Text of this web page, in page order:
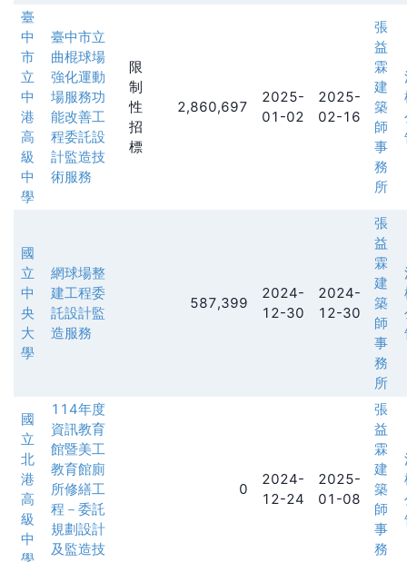
臺
中
市
立
中
港
高
級
中
學
臺中市立
曲棍球場
強化運動
場服務功
能改善工
程委託設
計監造技
術服務
限
制
性
招
標
2,860,697
2025-
01-02
2025-
02-16
張
益
霖
建
築
師
事
務
所
國
立
中
央
大
學
網球場整
建工程委
託設計監
造服務
587,399
2024-
12-30
2024-
12-30
張
益
霖
建
築
師
事
務
所
國
立
北
港
高
級
中
114年度
資訊教育
館暨美工
教育館廁
所修繕工
程－委託
規劃設計
及監造技
0
2024-
12-24
2025-
01-08
張
益
霖
建
築
師
事
務